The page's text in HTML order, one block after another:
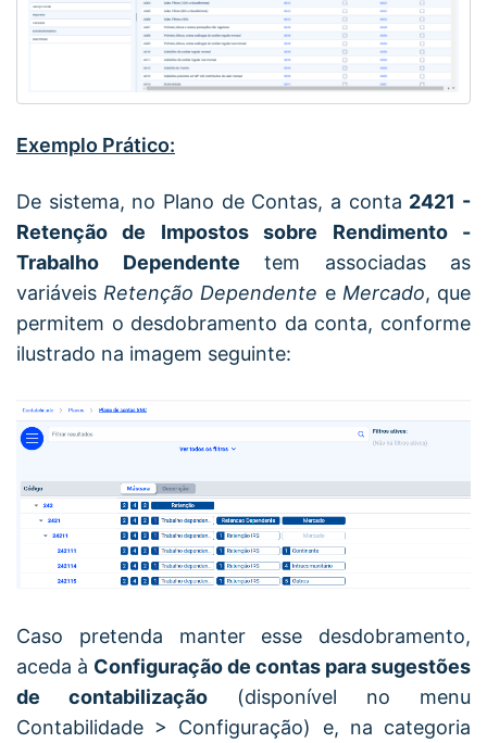
Exemplo Prático:
De sistema, no Plano de Contas, a conta 2421 -
Retenção de Impostos sobre Rendimento -
Trabalho Dependente tem associadas as
variáveisRetenção Dependente e Mercado, que
permitem o desdobramento da conta, conforme
ilustrado na imagem seguinte:
Caso pretenda manter esse desdobramento,
aceda à Configuração de contas para sugestões
de contabilização (disponível no menu
Contabilidade > Configuração) e, na categoria